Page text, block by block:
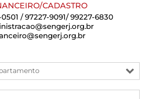
CADASTRO
0501 / 97227-9091/ 99227-6830